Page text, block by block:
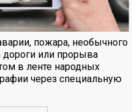
пожара, необычного
дороги или прорыва
в ленте народных
через специальную